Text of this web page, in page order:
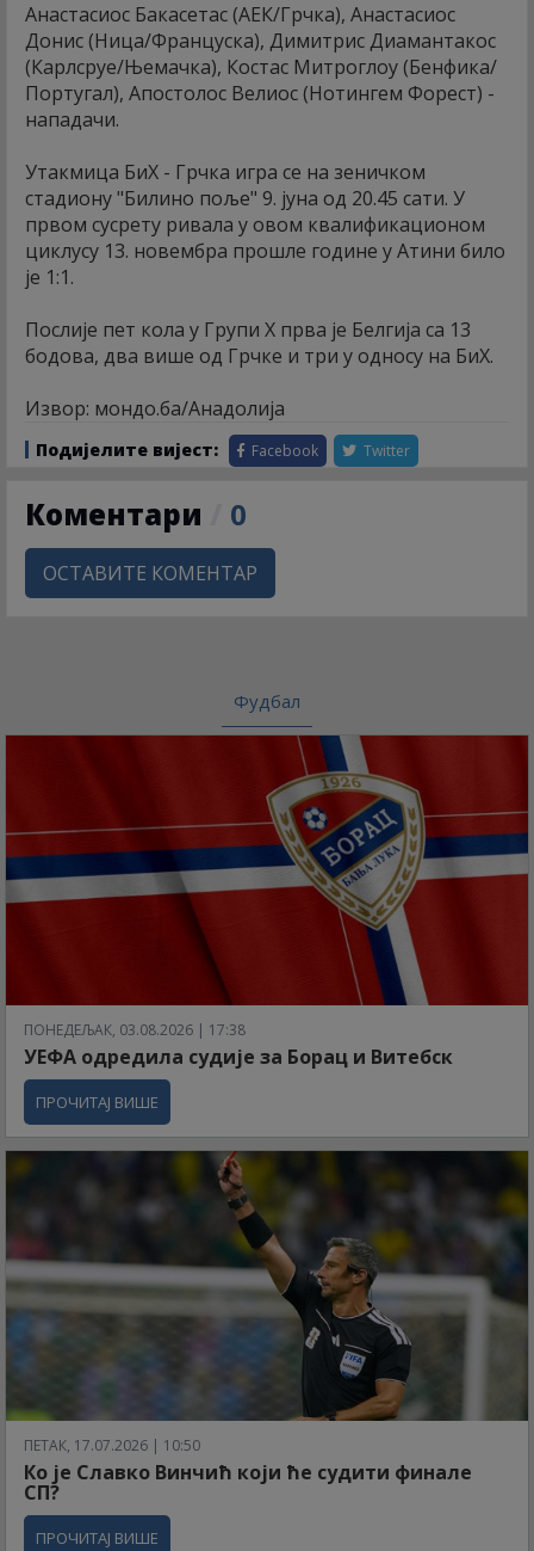
Анастасиос Бакасетас (АЕК/Грчка), Анастасиос
Донис (Ница/Француска), Димитрис Диамантакос
(Карлсруе/Њемачка), Костас Митроглоу (Бенфика/
Португал), Апостолос Велиос (Нотингем Форест) -
нападачи.
Утакмица БиХ - Грчка игра се на зеничком
стадиону "Билино поље" 9. јуна од 20.45 сати. У
првом сусрету ривала у овом квалификационом
циклусу 13. новембра прошле године у Атини било
је 1:1.
Послије пет кола у Групи Х прва је Белгија са 13
бодова, два више од Грчке и три у односу на БиХ.
Извор: мондо.ба/Анадолија
Подијелите вијест: Facebook Twitter
Коментари 0
ОСТАВИТЕ КОМЕНТАР
Фудбал
ПОНЕДЕЉАК, 03.08.2026 | 17:38
УЕФА одредила судије за Борац и Витебск
ПРОЧИТАЈ ВИШЕ
ПЕТАК, 17.07.2026 | 10:50
Ко је Славко Винчић који ће судити финале
СП?
ПРОЧИТАЈ ВИШЕ